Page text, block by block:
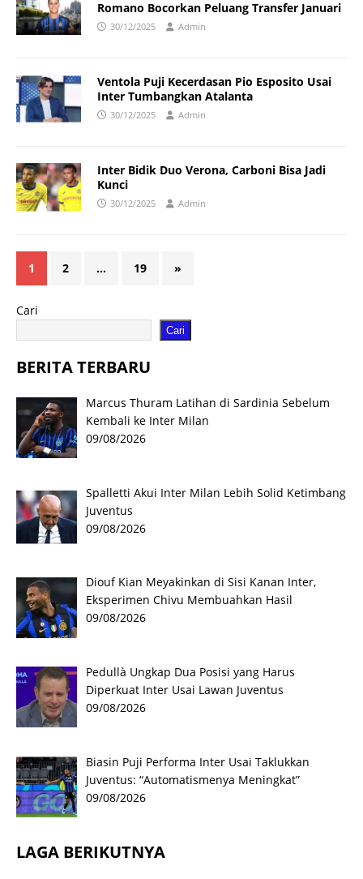
Romano Bocorkan Peluang Transfer Januari
30/12/2025 Admin
Ventola Puji Kecerdasan Pio Esposito Usai
Inter Tumbangkan Atalanta
30/12/2025 Admin
Inter Bidik Duo Verona, Carboni Bisa Jadi
Kunci
30/12/2025 Admin
1 2 … 19 »
Cari
Cari
BERITA TERBARU
Marcus Thuram Latihan di Sardinia Sebelum
Kembali ke Inter Milan
09/08/2026
Spalletti Akui Inter Milan Lebih Solid Ketimbang
Juventus
09/08/2026
Diouf Kian Meyakinkan di Sisi Kanan Inter,
Eksperimen Chivu Membuahkan Hasil
09/08/2026
Pedullà Ungkap Dua Posisi yang Harus
Diperkuat Inter Usai Lawan Juventus
09/08/2026
Biasin Puji Performa Inter Usai Taklukkan
Juventus: “Automatismenya Meningkat”
09/08/2026
LAGA BERIKUTNYA